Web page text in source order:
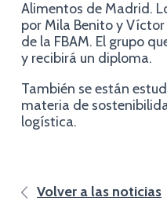
Alimentos de Madrid.
por Mila Benito y
de la FBAM. El grupo
y recibirá un diploma.
También se están
materia de
logística.
Volver a las noticias